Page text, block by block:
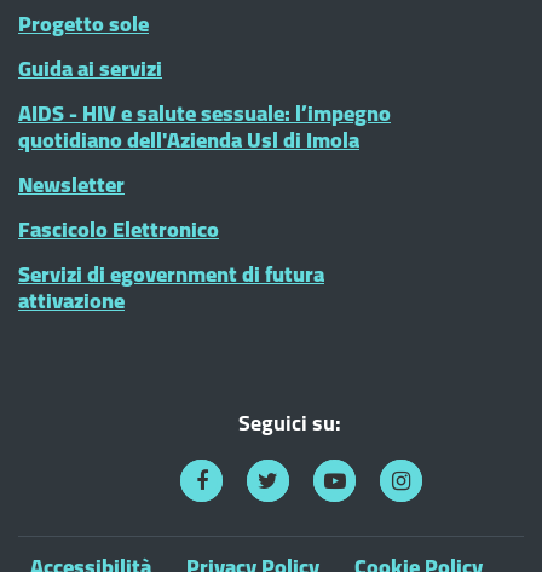
Progetto sole
Guida ai servizi
AIDS - HIV e salute sessuale: l’impegno
quotidiano dell'Azienda Usl di Imola
Newsletter
Fascicolo Elettronico
Servizi di egovernment di futura
attivazione
Seguici su: